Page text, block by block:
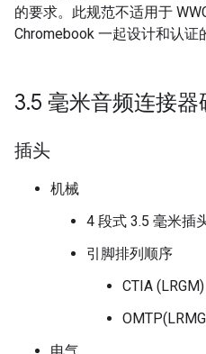
的要求。此规范不适用于
Chromebook 一起设计和认证
3.5 毫米音频连接
插头
机械
4 段式 3.5 毫米插
引脚排列顺序
CTIA